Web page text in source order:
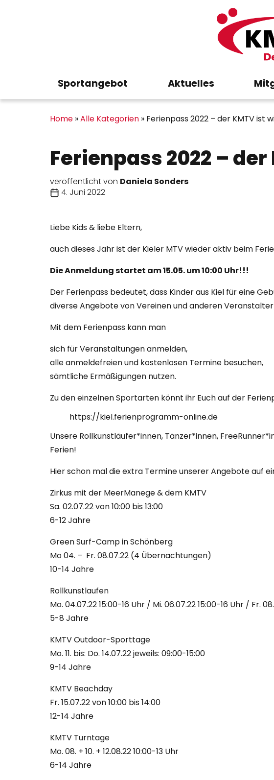
Sportangebot Aktuelles
Home »Alle Kategorien » Ferienpass 2022 – der KMTV ist
Ferienpass 2022 –
veröffentlicht von Daniela Sonders
4. Juni 2022
Liebe Kids & liebe Eltern,
auch dieses Jahr ist der Kieler MTV wieder aktiv beim
Die Anmeldung startet am 15.05. um 10:00 Uhr!!!
Der Ferienpass bedeutet, dass Kinder aus Kiel für eine
diverse Angebote von Vereinen und anderen
Mit dem Ferienpass kann man
sich für Veranstaltungen anmelden,
alle anmeldefreien und kostenlosen Termine besuchen,
sämtliche Ermäßigungen nutzen.
Zu den einzelnen Sportarten könnt ihr Euch auf der
https://kiel.ferienprogramm-online.de
Unsere Rollkunstläufer*innen, Tänzer*innen,
Ferien!
Hier schon mal die extra Termine unserer Angebote auf
Zirkus mit der MeerManege & dem KMTV
Sa. 02.07.22 von 10:00 bis 13:00
6-12 Jahre
Green Surf-Camp in Schönberg
Mo 04. – Fr. 08.07.22 (4 Übernachtungen)
10-14 Jahre
Rollkunstlaufen
Mo. 04.07.22 15:00-16 Uhr / Mi. 06.07.22 15:00-16 Uhr / Fr.
5-8 Jahre
KMTV Outdoor-Sporttage
Mo. 11. bis: Do. 14.07.22 jeweils: 09:00-15:00
9-14 Jahre
KMTV Beachday
Fr. 15.07.22 von 10:00 bis 14:00
12-14 Jahre
KMTV Turntage
Mo. 08. + 10. + 12.08.22 10:00-13 Uhr
6-14 Jahre